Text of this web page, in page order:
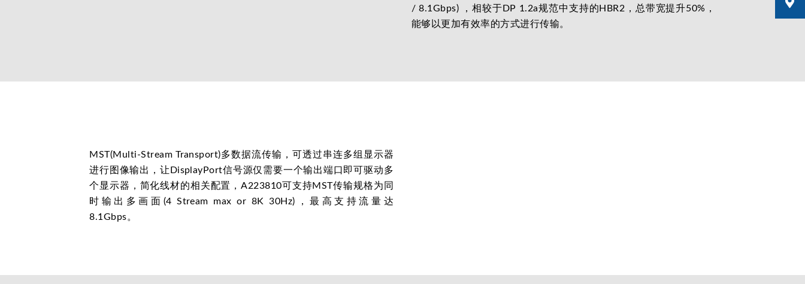
/ 8.1Gbps) ，相较于DP 1.2a规范中支持的HBR2，总带宽提升50%，
能够以更加有效率的方式进行传输。
MST(Multi-Stream Transport)多数据流传输，可透过串连多组显示器
进行图像输出，让DisplayPort信号源仅需要一个输出端口即可驱动多
个显示器，简化线材的相关配置，A223810可支持MST传输规格为同
时输出多画面(4 Stream max or 8K 30Hz)，最高支持流量达
8.1Gbps。